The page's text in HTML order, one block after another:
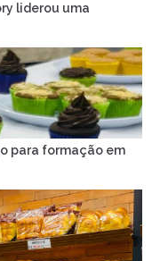
liderou uma
para formação em